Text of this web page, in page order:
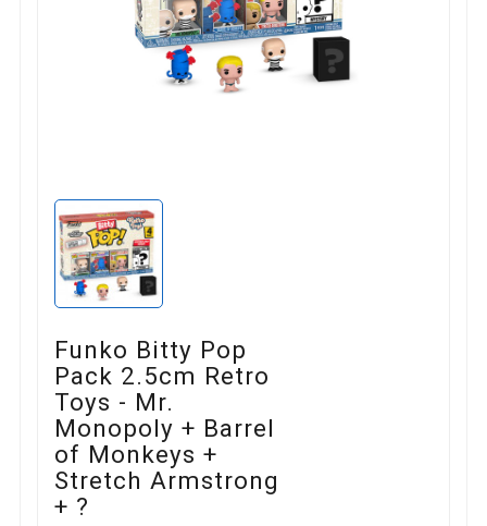
Funko Bitty Pop
Pack 2.5cm Retro
Toys - Mr.
Monopoly + Barrel
of Monkeys +
Stretch Armstrong
+ ?